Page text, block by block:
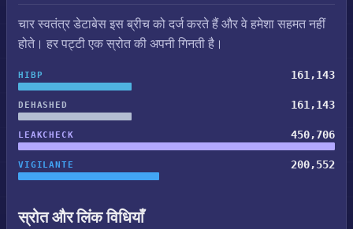
चार स्वतंत्र डेटाबेस इस ब्रीच को दर्ज करते हैं और वे हमेशा सहमत नहीं
होते। हर पट्टी एक स्रोत की अपनी गिनती है।
HIBP 161,143
DEHASHED 161,143
LEAKCHECK 450,706
VIGILANTE 200,552
स्रोत और लिंक विधियाँ